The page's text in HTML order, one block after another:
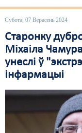
Субота, 07 Верасень 2024
Старонку
Міхаіла
унеслі ў
інфармацыі